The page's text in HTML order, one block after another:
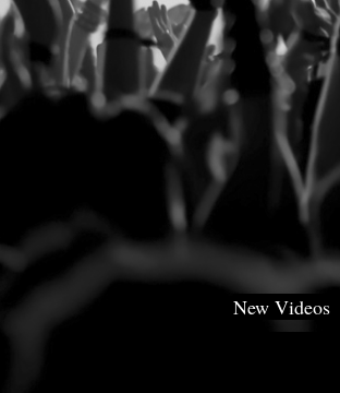
New Videos